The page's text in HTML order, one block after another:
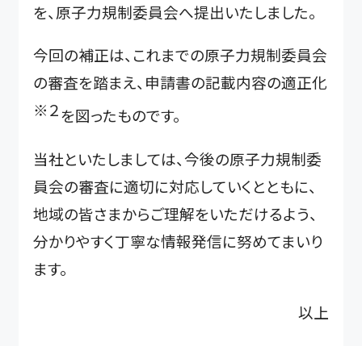
を、原子力規制委員会へ提出いたしました。
今回の補正は、これまでの原子力規制委員会
の審査を踏まえ、申請書の記載内容の適正化
※２を図ったものです。
当社といたしましては、今後の原子力規制委
員会の審査に適切に対応していくとともに、
地域の皆さまからご理解をいただけるよう、
分かりやすく丁寧な情報発信に努めてまいり
ます。
以上